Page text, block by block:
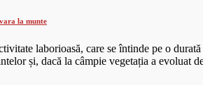
la munte
laborioasă, care se întinde pe o
și, dacă la câmpie vegetația a